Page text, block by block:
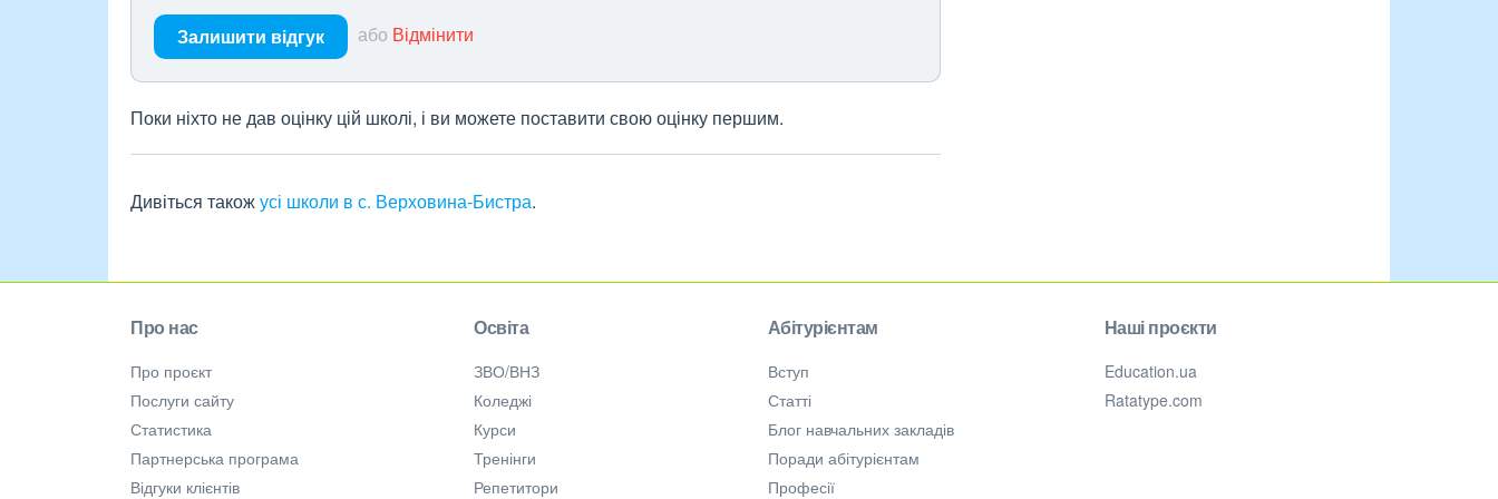
Залишити відгук або Відмінити
Поки ніхто не дав оцінку цій школі, і ви можете поставити свою оцінку першим.
Дивіться такожусі школи в с. Верховина-Бистра.
Про нас
Про проєкт
Послуги сайту
Статистика
Партнерська програма
Відгуки клієнтів
Освіта
ЗВО/ВНЗ
Коледжі
Курси
Тренінги
Репетитори
Абітурієнтам
Вступ
Статті
Блог навчальних закладів
Поради абітурієнтам
Професії
Наші проєкти
Education.ua
Ratatype.com